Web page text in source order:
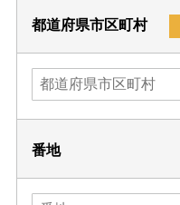
都道府県市区町村
番地